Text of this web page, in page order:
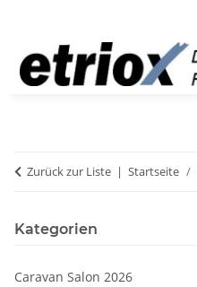
Zurück zur Liste Startseite
Kategorien
Caravan Salon 2026